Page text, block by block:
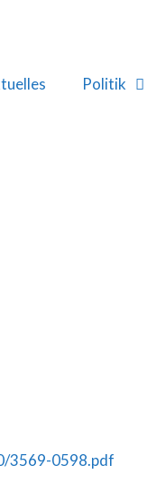
Politik
3569-0598.pdf